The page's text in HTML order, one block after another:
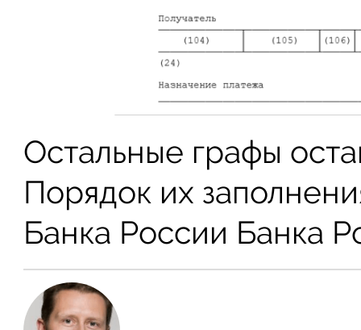
Остальные графы
Порядок их
Банка России Банка